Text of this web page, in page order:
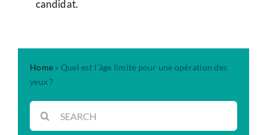
candidat.
Home » Quel est l’âge limite pour une opération des
yeux ?
Rechercher: